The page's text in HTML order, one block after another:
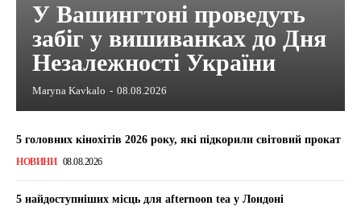
У Вашингтоні проведуть
забіг у вишиванках до Дня
Незалежності України
Maryna Kavkalo - 08.08.2026
5 головних кінохітів 2026 року, які підкорили світовий прокат
НОВИНИ 08.08.2026
5 найдоступніших місць для afternoon tea у Лондоні